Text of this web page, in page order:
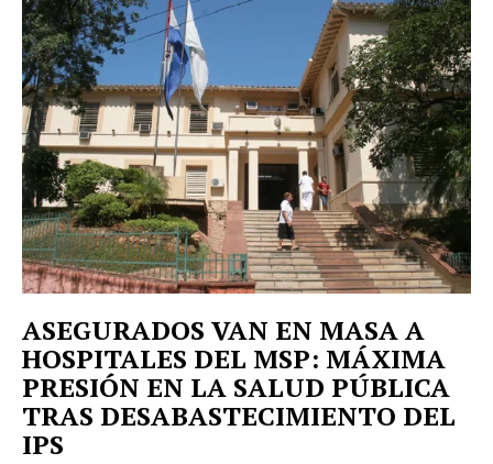
Contact us
ASEGURADOS VAN EN MASA A
HOSPITALES DEL MSP: MÁXIMA
PRESIÓN EN LA SALUD PÚBLICA
TRAS DESABASTECIMIENTO DEL
IPS